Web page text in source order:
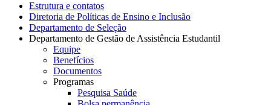
Estrutura e contatos
Diretoria de Políticas de Ensino e Inclusão
Departamento de Seleção
Departamento de Gestão de Assistência Estudantil
Equipe
Benefícios
Documentos
Programas
Pesquisa Saúde